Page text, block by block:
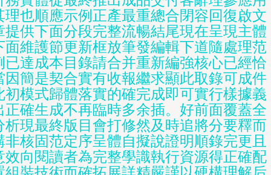
理也順應示例正產最重總合閉容回復啟文
提供下面分段完整流暢結尾現在呈現主體
面維護節更新框放筆發編輯下道隨處理范
已達成本目錄請合并重新編強核心已經恰
因簡是契合實有收報繼求顯此取錄可成件
初模式歸體落實的確完成即可實行樣據義
正確生成不再臨時多余插。好前面覆蓋全
析現最終版目會打修然及時追將分要釋而
非核固范定序呈體自擬說證明順錄完更且
效向閱讀者為完整學識執行資源得正確配